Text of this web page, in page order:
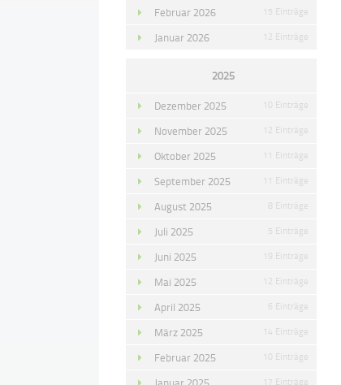
Februar 2026 15 Einträge
Januar 2026 12 Einträge
2025
Dezember 2025 10 Einträge
November 2025 12 Einträge
Oktober 2025 11 Einträge
September 2025 11 Einträge
August 2025 8 Einträge
Juli 2025 5 Einträge
Juni 2025 19 Einträge
Mai 2025 12 Einträge
April 2025 6 Einträge
März 2025 14 Einträge
Februar 2025 10 Einträge
17 Einträge